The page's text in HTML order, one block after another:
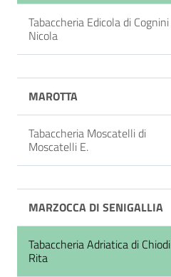
Tabaccheria Edicola di Cognini
Nicola
MAROTTA
Tabaccheria Moscatelli di
Moscatelli E.
MARZOCCA DI SENIGALLIA
Tabaccheria Adriatica di Chiodi
Rita